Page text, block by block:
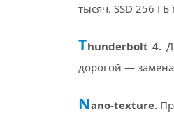
тысяч. SSD 256
Thunderbolt 4.
дорогой —
Nano-texture.